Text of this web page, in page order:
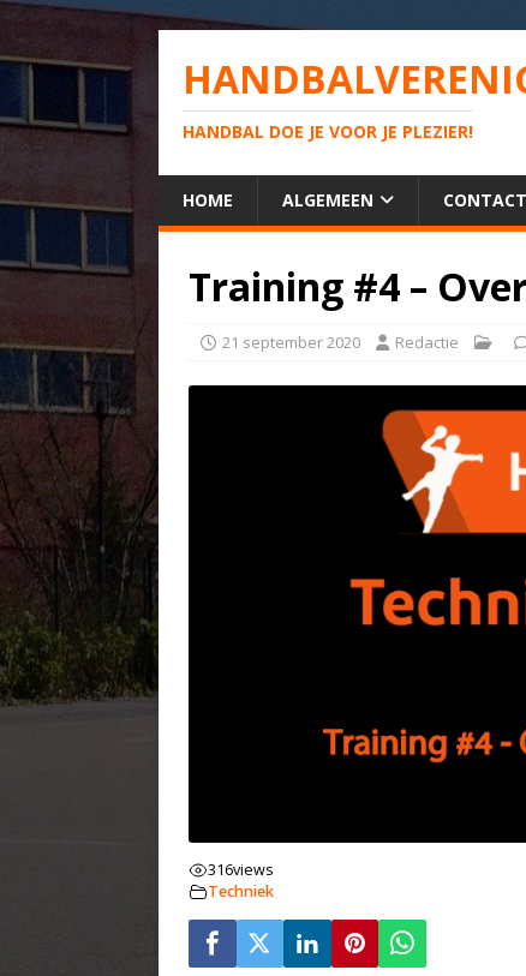
HANDBAL DOE JE VOOR JE PLEZIER!
HOME ALGEMEEN CONTACT
Training #4 –
21 september 2020 Redactie
316views
Techniek